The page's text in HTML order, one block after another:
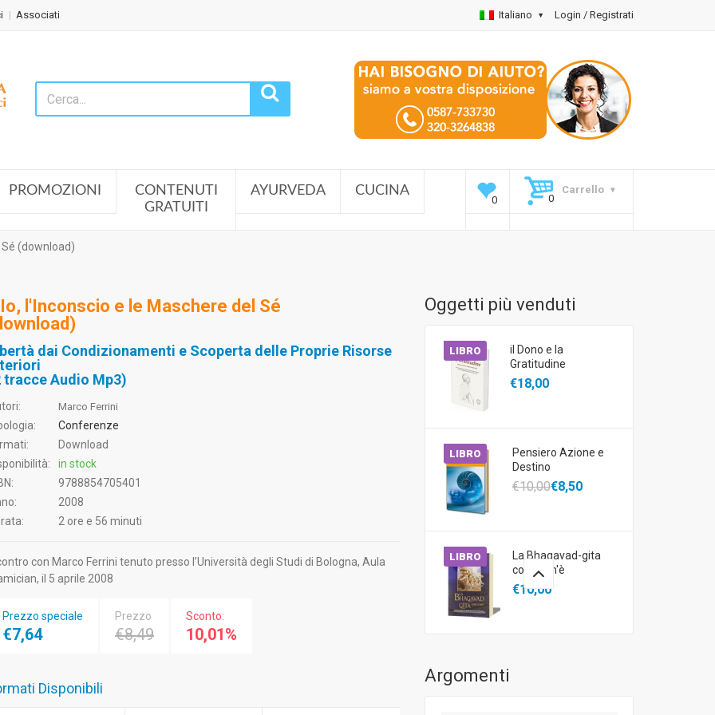
Associati Login / Registrati
Italiano
PROMOZIONI
CONTENUTI
GRATUITI
AYURVEDA CUCINA Carrello
Sé (download)
l'Inconscio e le Maschere del Sé
dai Condizionamenti e Scoperta delle Proprie Risorse
tracce Audio Mp3)
Marco Ferrini
Conferenze
Download
in stock
9788854705401
2008
2 ore e 56 minuti
con Marco Ferrini tenuto presso l’Università degli Studi di Bologna, Aula
il 5 aprile 2008
Prezzo speciale
€7,64
Prezzo
€8,49
Sconto:
10,01%
Disponibili
Oggetti più venduti
LIBRO
il Dono e la
Gratitudine
€18,00
LIBRO
Pensiero Azione e
Destino
€10,00€8,50
LIBRO
La Bhagavad-gita
così com'è
€10,00
Argomenti